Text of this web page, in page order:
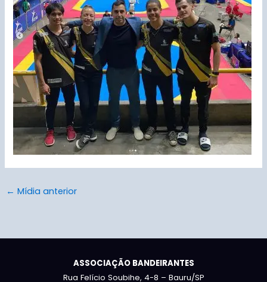
← Mídia anterior
ASSOCIAÇÃO BANDEIRANTES
Rua Felício Soubihe, 4-8 – Bauru/SP